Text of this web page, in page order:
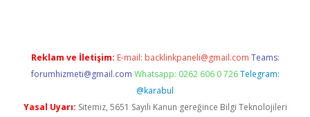
Reklam ve İletişim: E-mail: backlinkpaneli@gmail.com Teams:
forumhizmeti@gmail.com Whatsapp: 0262 606 0 726 Telegram:
@karabul
Yasal Uyarı: Sitemiz, 5651 Sayılı Kanun gereğince Bilgi Teknolojileri